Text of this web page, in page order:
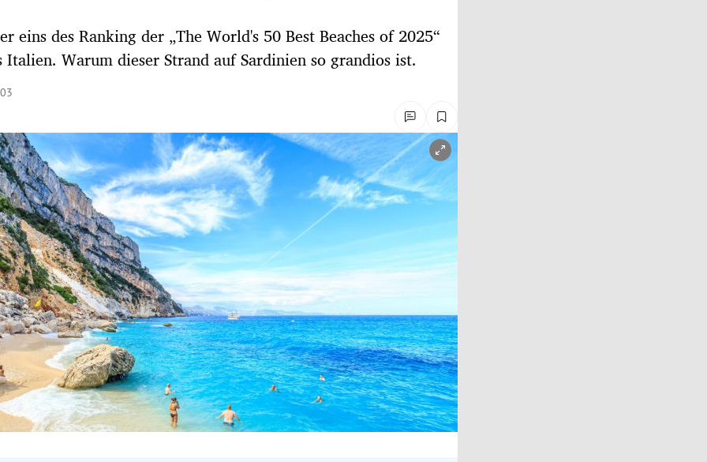
eins des Ranking der „The World's 50 Best Beaches of 2025“
Italien. Warum dieser Strand auf Sardinien so grandios ist.
öffnen/schließen